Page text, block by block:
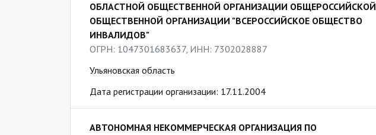
ОБЛАСТНОЙ ОБЩЕСТВЕННОЙ ОРГАНИЗАЦИИ ОБЩЕРОССИЙСКОЙ
ОБЩЕСТВЕННОЙ ОРГАНИЗАЦИИ "ВСЕРОССИЙСКОЕ ОБЩЕСТВО
ИНВАЛИДОВ"
ОГРН: 1047301683637, ИНН: 7302028887
Ульяновская область
Дата регистрации организации: 17.11.2004
АВТОНОМНАЯ НЕКОММЕРЧЕСКАЯ ОРГАНИЗАЦИЯ ПО